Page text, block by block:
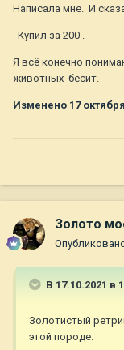
Написала мне. И
Купил за 200 .
Я всё конечно
животных бесит.
Изменено 17
Золото
В 17.10.2021 в
Золотистый
этой породе.